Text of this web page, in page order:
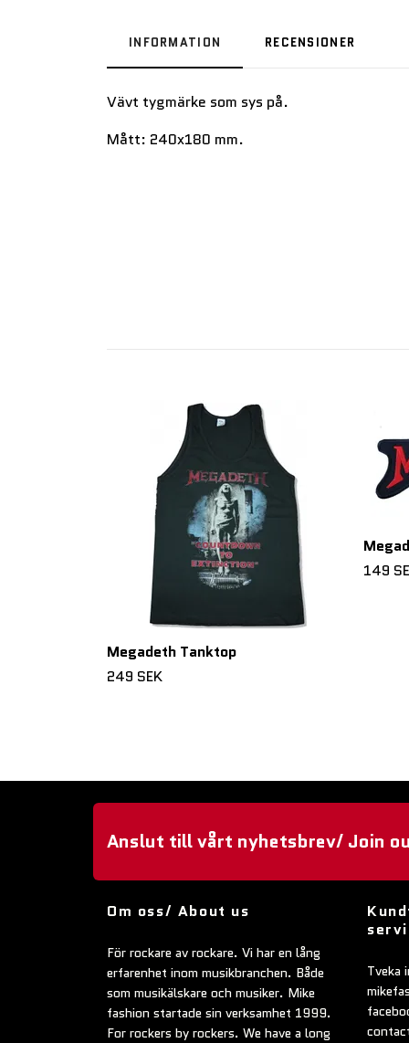
INFORMATION RECENSIONER
Vävt tygmärke som sys på.
Mått: 240x180 mm.
Megadeth Tanktop
249 SEK
149
Anslut till vårt nyhetsbrev/ Join
Om oss/ About us
För rockare av rockare. Vi har en lång
erfarenhet inom musikbranchen. Både
som musikälskare och musiker. Mike
fashion startade sin verksamhet 1999.
For rockers by rockers. We have a long
Tveka